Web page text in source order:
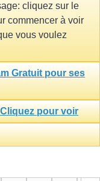
cliquez sur le
commencer à voir
vous voulez
Gratuit pour ses
pour voir